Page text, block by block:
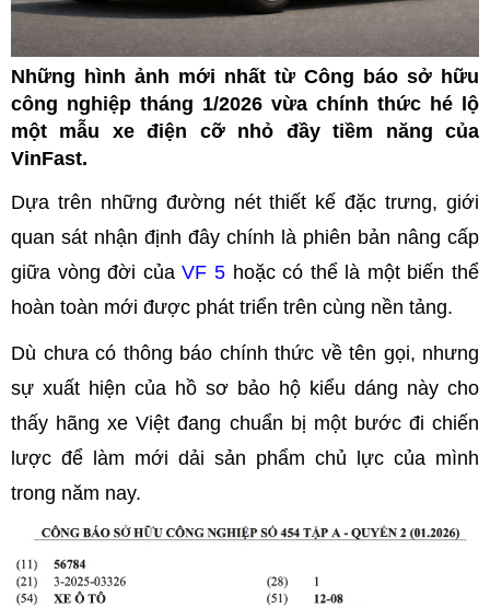
Những hình ảnh mới nhất từ Công báo sở hữu
công nghiệp tháng 1/2026 vừa chính thức hé lộ
một mẫu xe điện cỡ nhỏ đầy tiềm năng của
VinFast.
Dựa trên những đường nét thiết kế đặc trưng, giới
quan sát nhận định đây chính là phiên bản nâng cấp
giữa vòng đời củaVF 5hoặc có thể là một biến thể
hoàn toàn mới được phát triển trên cùng nền tảng.
Dù chưa có thông báo chính thức về tên gọi, nhưng
sự xuất hiện của hồ sơ bảo hộ kiểu dáng này cho
thấy hãng xe Việt đang chuẩn bị một bước đi chiến
lược để làm mới dải sản phẩm chủ lực của mình
trong năm nay.